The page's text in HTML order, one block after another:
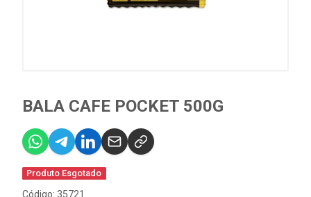
BALA CAFE POCKET 500G
Produto Esgotado
Código: 35721